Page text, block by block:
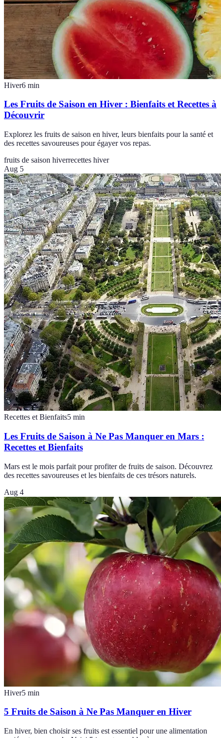
Hiver6 min
Les Fruits de Saison en Hiver : Bienfaits et Recettes à
Découvrir
Explorez les fruits de saison en hiver, leurs bienfaits pour la santé et
des recettes savoureuses pour égayer vos repas.
fruits de saison hiverrecettes hiver
Aug 5
Recettes et Bienfaits5 min
Les Fruits de Saison à Ne Pas Manquer en Mars :
Recettes et Bienfaits
Mars est le mois parfait pour profiter de fruits de saison. Découvrez
des recettes savoureuses et les bienfaits de ces trésors naturels.
Aug 4
Hiver5 min
5 Fruits de Saison à Ne Pas Manquer en Hiver
En hiver, bien choisir ses fruits est essentiel pour une alimentation